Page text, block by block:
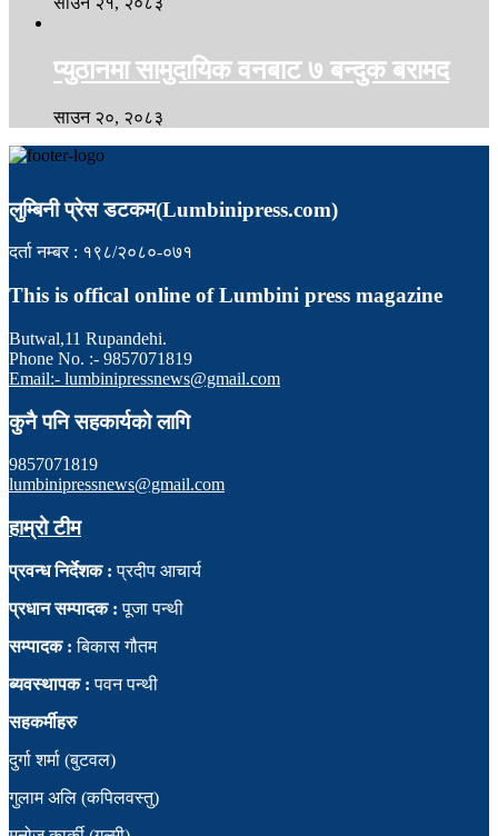
प्युठानमा सामुदायिक वनबाट ७ बन्दुक बरामद
साउन २०, २०८३
लुम्बिनी प्रेस डटकम(Lumbinipress.com)
दर्ता नम्बर : १९८/२०८०-०७१
This is offical online of Lumbini press magazine
Butwal,11 Rupandehi.
Phone No. :- 9857071819
Email:- lumbinipressnews@gmail.com
कुनै पनि सहकार्यको लागि
9857071819
lumbinipressnews@gmail.com
हाम्रो टीम
प्रवन्ध निर्देशक : प्रदीप आचार्य
प्रधान सम्पादक : पूजा पन्थी
सम्पादक :बिकास गौतम
ब्यवस्थापक : पवन पन्थी
सहकर्मीहरु
दुर्गा शर्मा (बुटवल)
गुलाम अलि (कपिलवस्तु)